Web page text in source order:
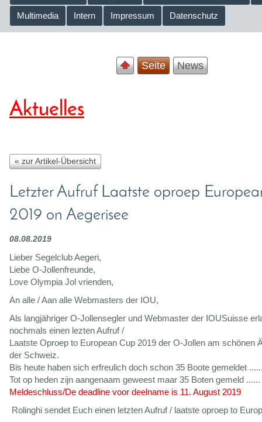
Multimedia Intern Impressum Datenschutz
Seite News
Aktuelles
« zur Artikel-Übersicht
Letzter Aufruf Laatste oproep
2019 on Aegerisee
08.08.2019
Lieber Segelclub Aegeri,
Liebe O-Jollenfreunde,
Love Olympia Jol vrienden,
An alle / Aan alle Webmasters der IOU,
Als langjähriger O-Jollensegler und Webmaster der IOUSuisse
nochmals einen lezten Aufruf /
Laatste Oproep to European Cup 2019 der O-Jollen am schönen
der Schweiz.
Bis heute haben sich erfreulich doch schon 35 Boote gemeldet
Tot op heden zijn aangenaam geweest maar 35 Boten gemeld ......
Meldeschluss/De deadline voor deelname is 11. August 2019
Rolinghi sendet Euch einen letzten Aufruf / laatste oproep to